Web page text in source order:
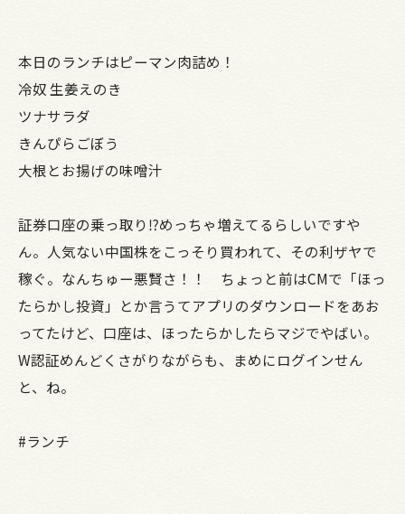
本日のランチはピーマン肉詰め！
冷奴 生姜えのき
ツナサラダ
きんぴらごぼう
大根とお揚げの味噌汁
証券口座の乗っ取り⁉めっちゃ増えてるらしいですや
ん。人気ない中国株をこっそり買われて、その利ザヤで
稼ぐ。なんちゅー悪賢さ！！ ちょっと前はCMで「ほっ
たらかし投資」とか言うてアプリのダウンロードをあお
ってたけど、口座は、ほったらかしたらマジでやばい。
W認証めんどくさがりながらも、まめにログインせん
と、ね。
#ランチ